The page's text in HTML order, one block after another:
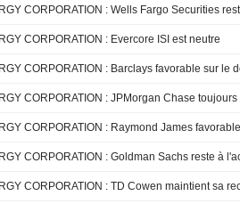
CORPORATION : Wells Fargo Securities
CORPORATION : Evercore ISI est neutre
CORPORATION : Barclays favorable sur le
CORPORATION : JPMorgan Chase
CORPORATION : Raymond James
CORPORATION : Goldman Sachs reste à